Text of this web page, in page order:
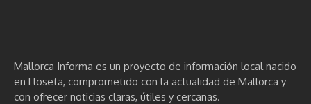
Mallorca Informa es un proyecto de información local nacido
en Lloseta, comprometido con la actualidad de Mallorca y
con ofrecer noticias claras, útiles y cercanas.